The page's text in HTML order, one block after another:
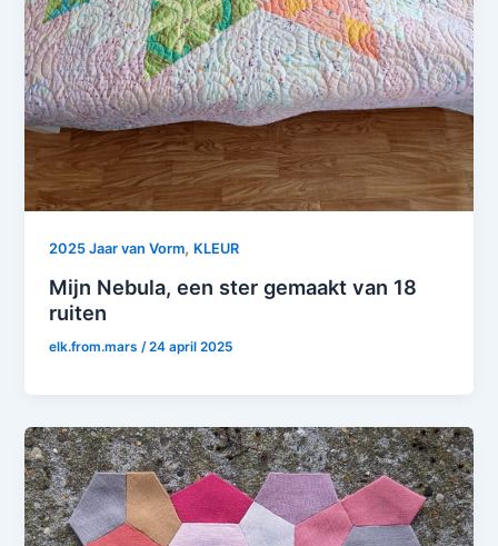
2025 Jaar van Vorm, KLEUR
Mijn Nebula, een ster gemaakt van 18
ruiten
elk.from.mars/24 april 2025